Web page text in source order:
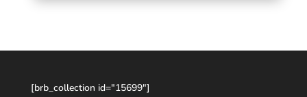
[brb_collection id="15699"]